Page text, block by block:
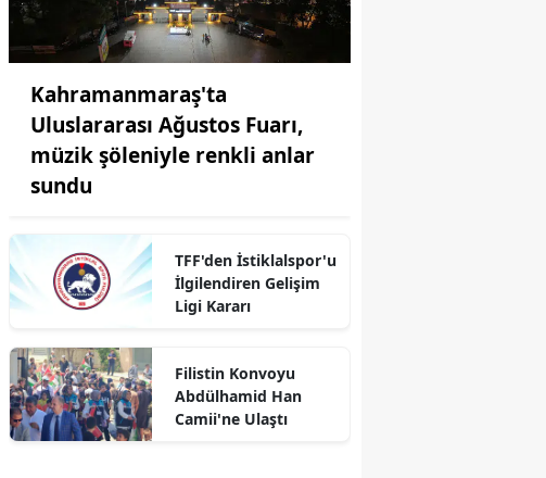
Gönder
Kahramanmaraş'ta
Uluslararası Ağustos Fuarı,
müzik şöleniyle renkli anlar
sundu
TFF'den İstiklalspor'u
İlgilendiren Gelişim
Ligi Kararı
Filistin Konvoyu
Abdülhamid Han
Camii'ne Ulaştı